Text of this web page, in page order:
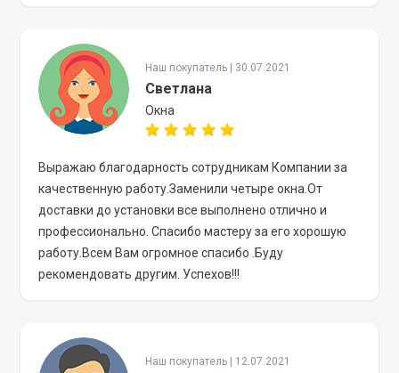
Наш покупатель | 30.07.2021
Светлана
Окна
Выражаю благодарность сотрудникам Компании за
качественную работу.Заменили четыре окна.От
доставки до установки все выполнено отлично и
профессионально. Спасибо мастеру за его хорошую
работу.Всем Вам огромное спасибо .Буду
рекомендовать другим. Успехов!!!
Наш покупатель | 12.07.2021